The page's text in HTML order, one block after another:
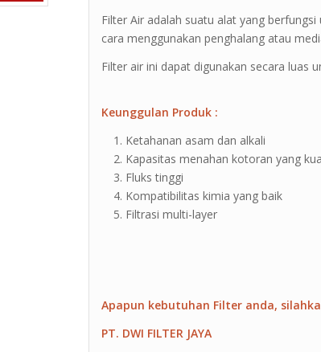
Filter Air adalah suatu alat yang
cara menggunakan penghalang atau
Filter air ini dapat digunakan secara luas
Keunggulan Produk :
Ketahanan asam dan alkali
Kapasitas menahan kotoran yang
Fluks tinggi
Kompatibilitas kimia yang baik
Filtrasi multi-layer
Apapun kebutuhan Filter anda,
PT. DWI FILTER JAYA